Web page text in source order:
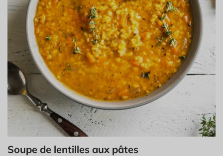
Soupe de lentilles aux pâtes